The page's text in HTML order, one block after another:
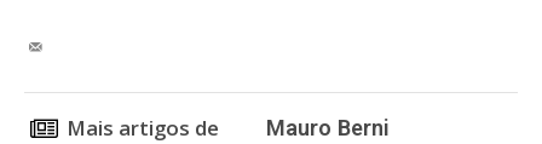
Mais artigos de Mauro Berni